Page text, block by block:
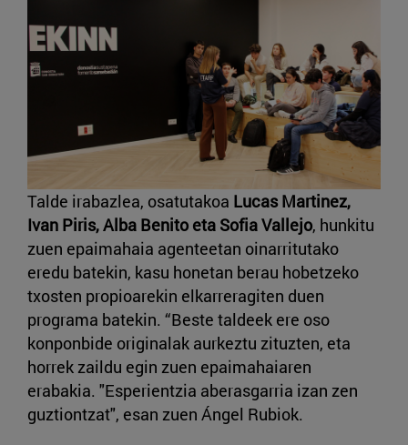
Talde irabazlea, osatutakoa Lucas Martinez,
Ivan Piris, Alba Benito eta Sofia Vallejo, hunkitu
zuen epaimahaia agenteetan oinarritutako
eredu batekin, kasu honetan berau hobetzeko
txosten propioarekin elkarreragiten duen
programa batekin. “Beste taldeek ere oso
konponbide originalak aurkeztu zituzten, eta
horrek zaildu egin zuen epaimahaiaren
erabakia. "Esperientzia aberasgarria izan zen
guztiontzat", esan zuen Ángel Rubiok.